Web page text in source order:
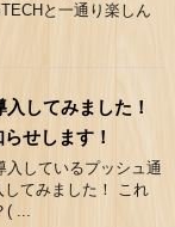
と一通り楽しん
してみました！
せします！
入しているプッシュ通
てみました！ これ
( ...